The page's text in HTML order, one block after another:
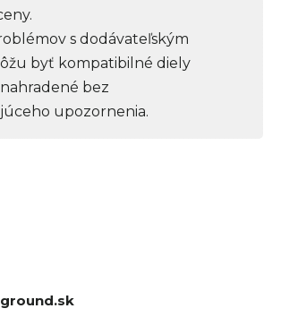
s dodávateľským
byť kompatibilné diely
bez
upozornenia.
ground.sk